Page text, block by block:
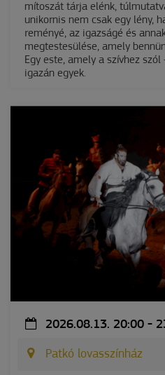
mítoszát tárja elénk,
unikornis nem csak egy lény,
reményé, az igazságé és
megtestesülése, amely
Egy este, amely a szívhez
igazán egyek.
2026.08.13. 20:00 -
Patkó lovasszínház